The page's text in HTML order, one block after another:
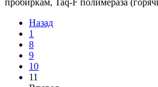
Назад
1
8
9
10
11